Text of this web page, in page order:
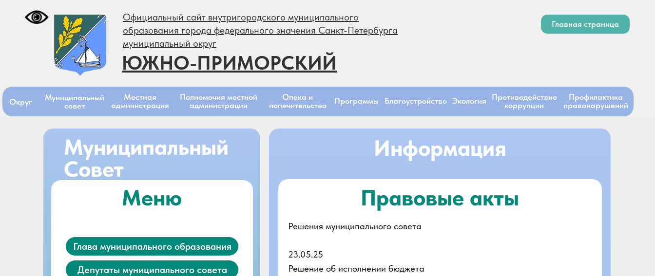
Официальный сайт внутригородского муниципального
образования города федерального значения Санкт-Петербурга
муниципальный округ
ЮЖНО-ПРИМОРСКИЙ
Округ
Муниципальный
совет
Местная
администрация
Полномочия местной
администрации
Опека и
попечительство
Главная страница
Благоустройство Экология
Противодействие
коррупции
Профилактика
правонарушений
Программы
Правовые акты
Информация
Меню
Муниципальный
Совет
Депутаты муниципального совета
Глава муниципального образования
Решения муниципального совета
23.05.25
Решение об исполнении бюджета